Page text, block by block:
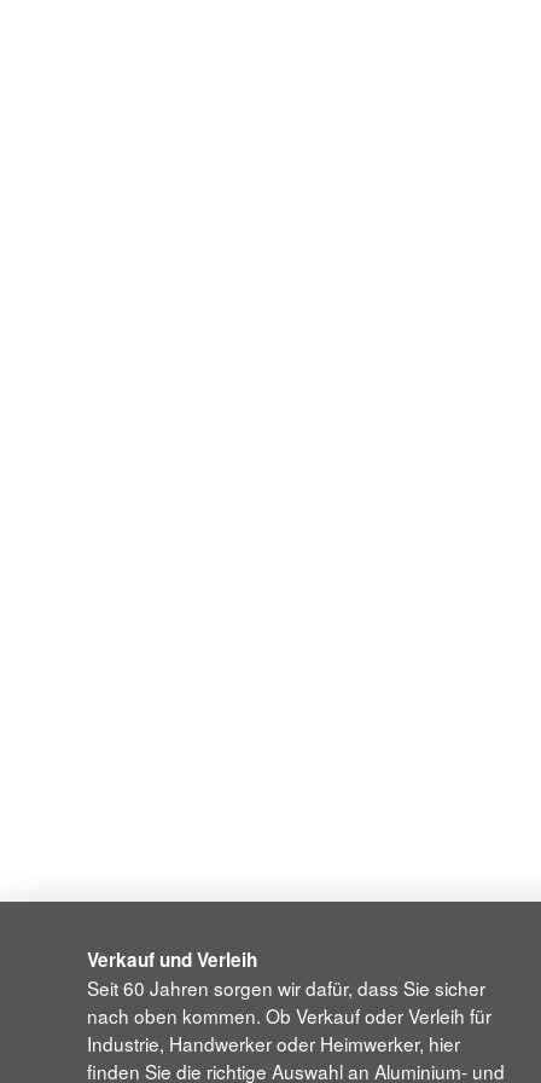
Verkauf und Verleih
Seit 60 Jahren sorgen wir dafür, dass Sie sicher
nach oben kommen. Ob Verkauf oder Verleih für
Industrie, Handwerker oder Heimwerker, hier
finden Sie die richtige Auswahl an Aluminium- und